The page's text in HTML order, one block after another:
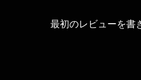
最初のレビューを書